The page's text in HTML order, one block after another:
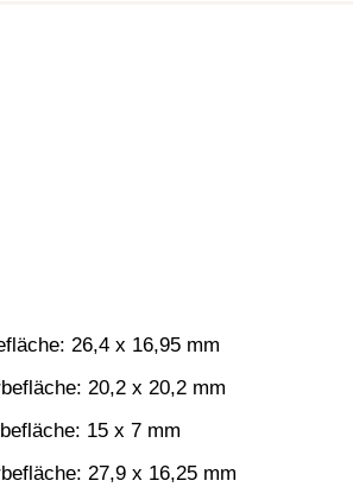
26,4 x 16,95 mm
20,2 x 20,2 mm
15 x 7 mm
27,9 x 16,25 mm